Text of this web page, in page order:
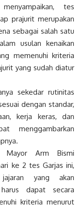
tes
prajurit merupakan
sebagai salah satu
usulan kenaikan
memenuhi kriteria
yang sudah diatur
sekedar rutinitas
dengan standar,
kerja keras, dan
menggambarkan
Mayor Arm Bismi
ke 2 tes Garjas ini,
yang akan
dapat secara
kriteria menurut